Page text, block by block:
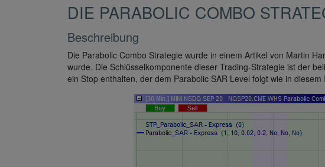
DIE PARABOLIC COMBO
Beschreibung
Die Parabolic Combo Strategie wurde in einem Artikel von Martin
wurde. Die Schlüsselkomponente dieser Trading-Strategie ist der
ein Stop enthalten, der dem Parabolic SAR Level folgt wie in diesem